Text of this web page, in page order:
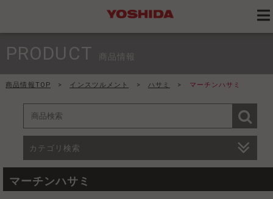
PRODUCT 商品情報
商品情報TOP > インスツルメント > ハサミ > マーチンハサミ
カテゴリ検索
マーチンハサミ